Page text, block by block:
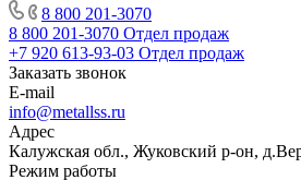
8 800 201-3070
8 800 201-3070 Отдел продаж
+7 920 613-93-03 Отдел продаж
Заказать звонок
E-mail
info@metallss.ru
Адрес
Калужская обл., Жуковский р-он,
Режим работы